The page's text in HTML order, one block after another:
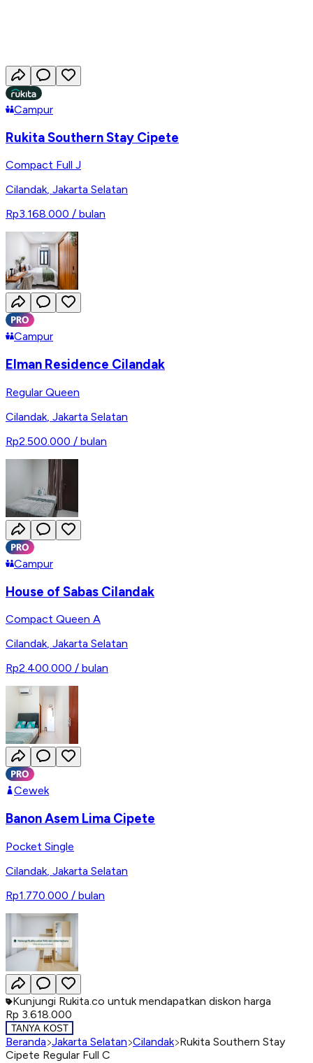
Campur
Rukita Southern Stay Cipete
Compact Full J
Cilandak, Jakarta Selatan
Rp3.168.000 / bulan
Campur
Elman Residence Cilandak
Regular Queen
Cilandak Jakarta Selatan
Rp2.500.000 / bulan
Campur
House of Sabas Cilandak
Compact Queen A
Cilandak, Jakarta Selatan
Rp2.400.000 / bulan
Cewek
Banon Asem Lima Cipete
Pocket Single
Cilandak Jakarta Selatan
Rp1.770.000 / bulan
Kunjungi Rukita.co untuk mendapatkan diskon harga
Rp 3.618.000
TANYA KOST
Beranda Jakarta Selatan Cilandak Rukita Southern Stay
Cipete Regular Full C